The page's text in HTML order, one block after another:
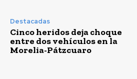
Destacadas
Cinco heridos deja choque
entre dos vehículos en la
Morelia-Pátzcuaro